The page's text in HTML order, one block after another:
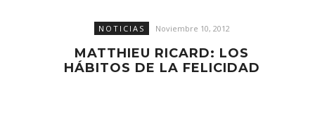
NOTICIAS Noviembre 10, 2012
MATTHIEU RICARD: LOS
HÁBITOS DE LA FELICIDAD